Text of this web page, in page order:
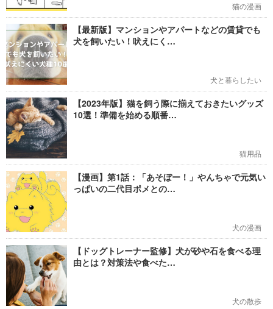
猫の漫画
【最新版】マンションやアパートなどの賃貸でも
犬を飼いたい！吠えにく…
犬と暮らしたい
【2023年版】猫を飼う際に揃えておきたいグッズ
10選！準備を始める順番…
猫用品
【漫画】第1話：「あそぼー！」やんちゃで元気い
っぱいの二代目ポメとの…
犬の漫画
【ドッグトレーナー監修】犬が砂や石を食べる理
由とは？対策法や食べた…
犬の散歩